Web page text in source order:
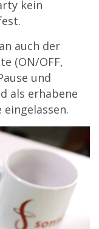
kein
auch der
(ON/OFF,
und
als erhabene